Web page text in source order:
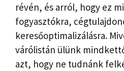
révén, és arról, hogy ez
fogyasztókra,
keresőoptimalizálásra.
várólistán ülünk
azt, hogy ne tudnánk